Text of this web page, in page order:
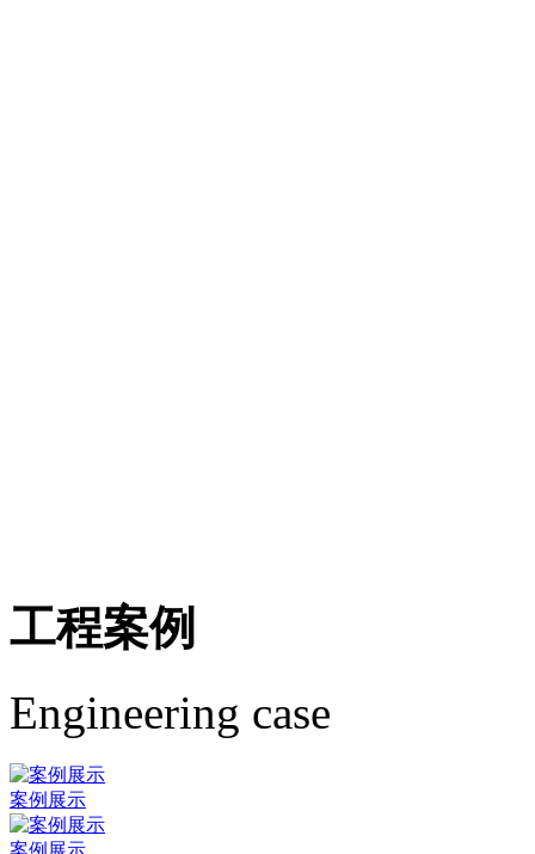
工程案例
Engineering case
案例展示